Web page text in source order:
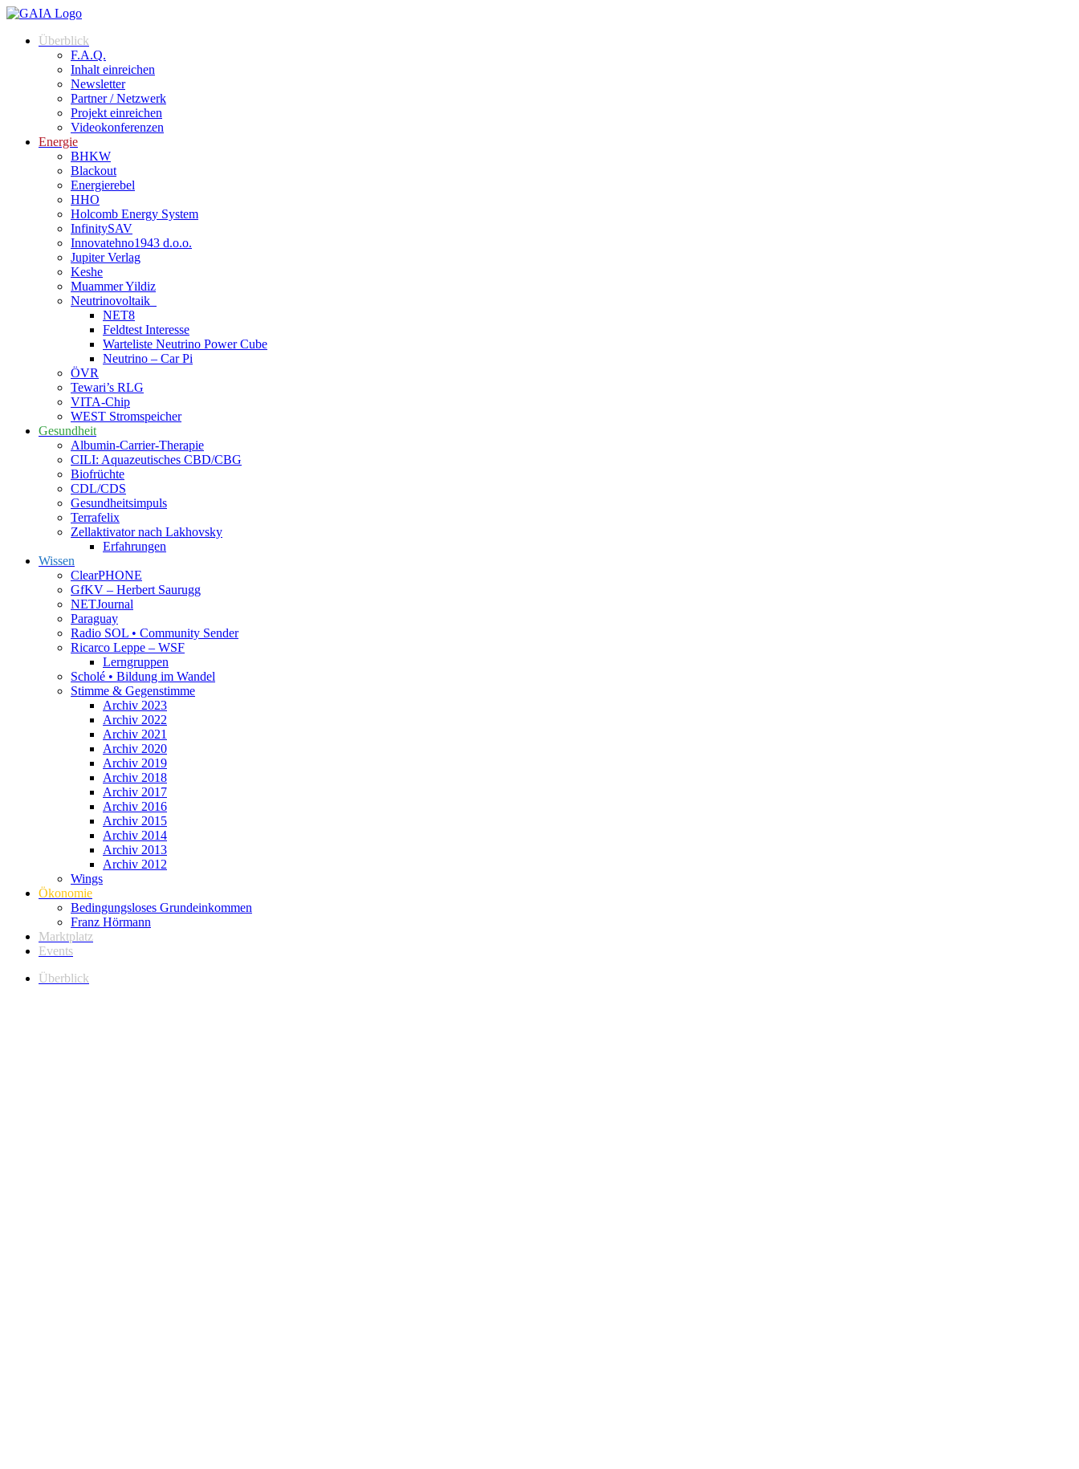
Überblick
F.A.Q.
Inhalt einreichen
Newsletter
Partner / Netzwerk
Projekt einreichen
Videokonferenzen
Energie
BHKW
Blackout
Energierebel
HHO
Holcomb Energy System
InfinitySAV
Innovatehno1943 d.o.o.
Jupiter Verlag
Keshe
Muammer Yildiz
Neutrinovoltaik
NET8
Feldtest Interesse
Warteliste Neutrino Power Cube
Neutrino – Car Pi
ÖVR
Tewari’s RLG
VITA-Chip
WEST Stromspeicher
Gesundheit
Albumin-Carrier-Therapie
CILI: Aquazeutisches CBD/CBG
Biofrüchte
CDL/CDS
Gesundheitsimpuls
Terrafelix
Zellaktivator nach Lakhovsky
Erfahrungen
Wissen
ClearPHONE
GfKV – Herbert Saurugg
NETJournal
Paraguay
Radio SOL • Community Sender
Ricarco Leppe – WSF
Lerngruppen
Scholé • Bildung im Wandel
Stimme & Gegenstimme
Archiv 2023
Archiv 2022
Archiv 2021
Archiv 2020
Archiv 2019
Archiv 2018
Archiv 2017
Archiv 2016
Archiv 2015
Archiv 2014
Archiv 2013
Archiv 2012
Wings
Ökonomie
Bedingungsloses Grundeinkommen
Franz Hörmann
Marktplatz
Events
Überblick